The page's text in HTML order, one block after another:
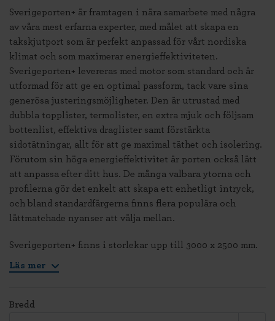
Sverigeporten+ är framtagen i nära samarbete med några
av våra mest erfarna experter, med målet att skapa en
takskjutport som är perfekt anpassad för vårt nordiska
klimat och som maximerar energieffektiviteten.
Sverigeporten+ levereras med motor som standard och är
utformad för att ge en optimal passform, tack vare sina
generösa justeringsmöjligheter. Den är utrustad med
dubbla topplister, termolister, en extra mjuk och följsam
bottenlist, effektiva draglister samt förstärkta
sidotätningar, allt för att ge maximal täthet och isolering.
Förutom sin höga energieffektivitet är porten också lätt
att anpassa efter ditt hus. De många valbara ytorna och
profilerna gör det enkelt att skapa ett enhetligt intryck,
och bland standardfärgerna finns flera populära och
lättmatchade nyanser att välja mellan.
Sverigeporten+ finns i storlekar upp till 3000 x 2500 mm.
Läs mer
Bredd